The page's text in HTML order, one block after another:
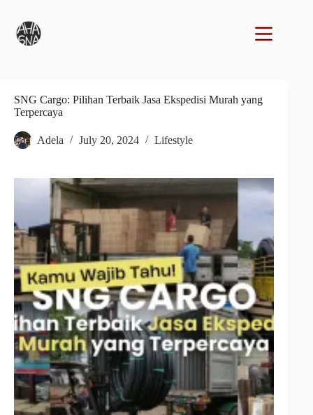
SNG Cargo: Pilihan Terbaik Jasa Ekspedisi Murah yang
Terpercaya
Adela July 20, 2024 Lifestyle